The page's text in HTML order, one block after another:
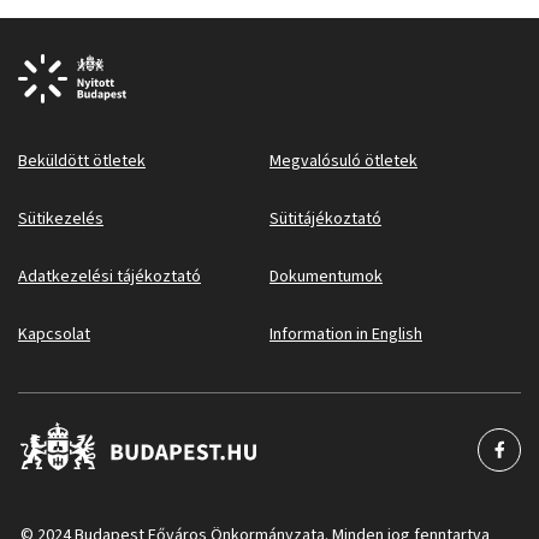
Beküldött ötletek Megvalósuló ötletek
Sütikezelés Sütitájékoztató
Adatkezelési tájékoztató Dokumentumok
Kapcsolat Information in English